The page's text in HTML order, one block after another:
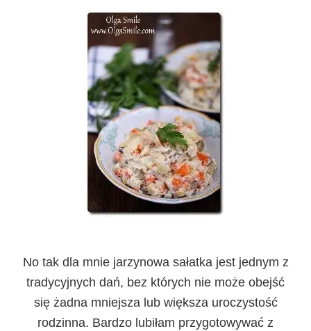
No tak dla mnie jarzynowa sałatka jest jednym z
tradycyjnych dań, bez których nie może obejść
się żadna mniejsza lub większa uroczystość
rodzinna. Bardzo lubiłam przygotowywać z